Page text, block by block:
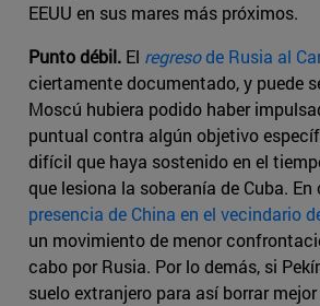
EEUU en sus mares más próximos.
Punto débil. El regresode Rusia al
ciertamente documentado, y puede
Moscú hubiera podido haber
puntual contra algún objetivo
difícil que haya sostenido en el
que lesiona la soberanía de Cuba.
presencia de China en el vecindario
un movimiento de menor
cabo por Rusia. Por lo demás, si
suelo extranjero para así borrar